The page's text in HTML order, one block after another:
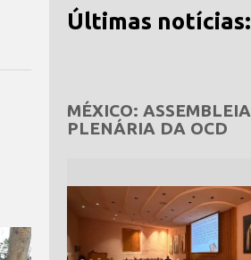
Últimas notícias:
MÉXICO: ASSEMBLEIA
PLENÁRIA DA OCD